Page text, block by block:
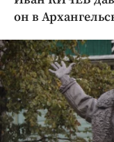
Криминал
Общество
Погода
Праздники
он в